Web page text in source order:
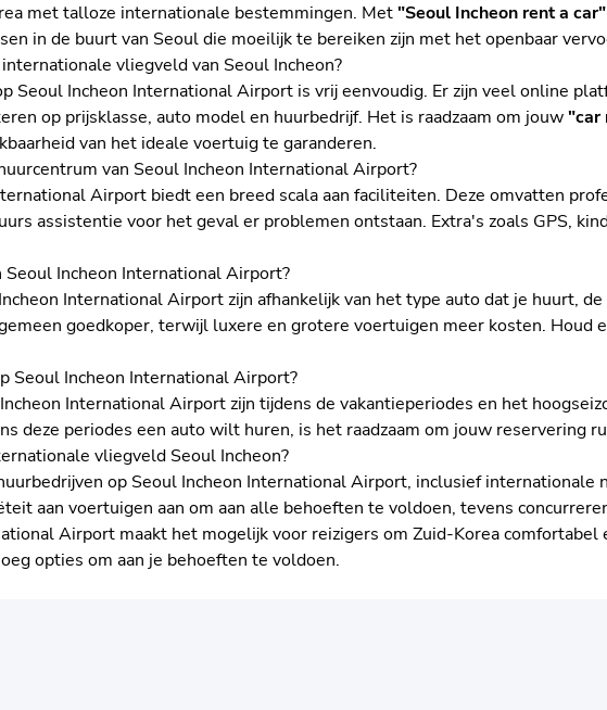
met talloze internationale bestemmingen. Met"Seoul Incheon rent a car"
in de buurt van Seoul die moeilijk te bereiken zijn met het openbaar
vliegveld van Seoul Incheon?
Seoul Incheon International Airport is vrij eenvoudig. Er zijn veel online
op prijsklasse, auto model en huurbedrijf. Het is raadzaam om jouw"car
van het ideale voertuig te garanderen.
van Seoul Incheon International Airport?
Airport biedt een breed scala aan faciliteiten. Deze omvatten
assistentie voor het geval er problemen ontstaan. Extra's zoals GPS,
Incheon International Airport?
International Airport zijn afhankelijk van het type auto dat je huurt,
goedkoper, terwijl luxere en grotere voertuigen meer kosten. Houd
Seoul Incheon International Airport?
International Airport zijn tijdens de vakantieperiodes en het
deze periodes een auto wilt huren, is het raadzaam om jouw reservering
vliegveld Seoul Incheon?
op Seoul Incheon International Airport, inclusief internationale
aan voertuigen aan om aan alle behoeften te voldoen, tevens
Airport maakt het mogelijk voor reizigers om Zuid-Korea
opties om aan je behoeften te voldoen.